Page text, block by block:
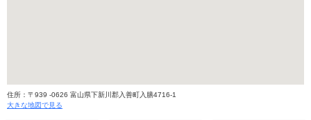
住所：〒939 -0626 富山県下新川郡入善町入膳4716-1
大きな地図で見る